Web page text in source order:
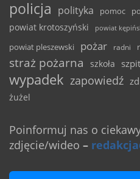
policja polityka pomoc
powiat krotoszyński powiat
powiat pleszewski pożar radni
straż pożarna szkoła
wypadek zapowiedź
żużel
Poinformuj nas o
zdjęcie/wideo –